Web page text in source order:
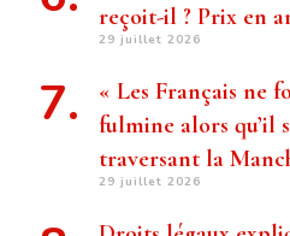
reçoit-il ? Prix ​​en
29 juillet 2026
« Les Français ne
fulmine alors qu’il
traversant la
29 juillet 2026